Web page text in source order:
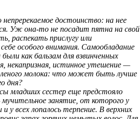
достоинство: на нее
Уж она-то не посадит пятна на свой
распекать прислугу или
особого внимания. Самообладание
как бальзам для взвинченных
некапризная, истинное утешение —
молока: что может быть лучше
дня?
младших сестер еще предстояло
занятие, от которого у
у всех лопалось терпение. В верхних